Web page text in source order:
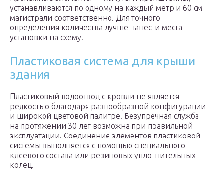
устанавливаются по одному на каждый метр и 60 см
магистрали соответственно. Для точного
определения количества лучше нанести места
установки на схему.
Пластиковая система для крыши
здания
Пластиковый водоотвод с кровли не является
редкостью благодаря разнообразной конфигурации
и широкой цветовой палитре. Безупречная служба
на протяжении 30 лет возможна при правильной
эксплуатации. Соединение элементов пластиковой
системы выполняется с помощью специального
клеевого состава или резиновых уплотнительных
колец.